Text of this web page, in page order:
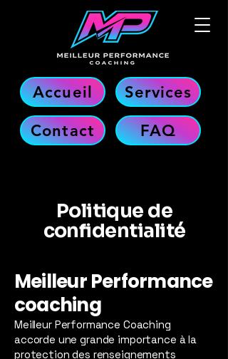
Services
Contact
FAQ
Accueil
Politique de
confidentialité
Meilleur Performance
coaching
Meilleur Performance Coaching
accorde une grande importance à la
protection des renseignements